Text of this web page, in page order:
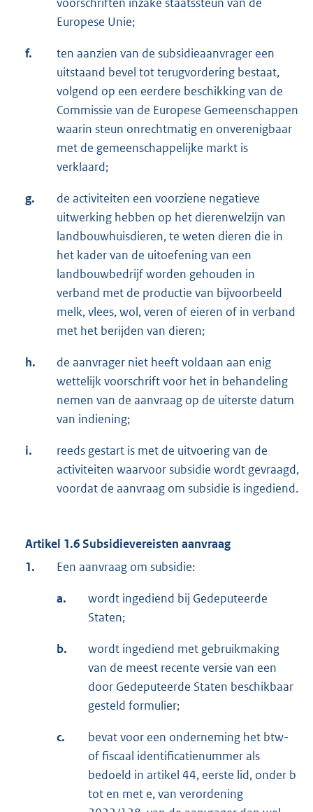
Europese Unie;
f.
ten aanzien van de subsidieaanvrager een
uitstaand bevel tot terugvordering bestaat,
volgend op een eerdere beschikking van de
Commissie van de Europese Gemeenschappen
waarin steun onrechtmatig en onverenigbaar
met de gemeenschappelijke markt is
verklaard;
g.
de activiteiten een voorziene negatieve
uitwerking hebben op het dierenwelzijn van
landbouwhuisdieren, te weten dieren die in
het kader van de uitoefening van een
landbouwbedrijf worden gehouden in
verband met de productie van bijvoorbeeld
melk, vlees, wol, veren of eieren of in verband
met het berijden van dieren;
h.
de aanvrager niet heeft voldaan aan enig
wettelijk voorschrift voor het in behandeling
nemen van de aanvraag op de uiterste datum
van indiening;
i.
reeds gestart is met de uitvoering van de
activiteiten waarvoor subsidie wordt gevraagd,
voordat de aanvraag om subsidie is ingediend.
Artikel 1.6 Subsidievereisten aanvraag
1.
Een aanvraag om subsidie:
a.
wordt ingediend bij Gedeputeerde
Staten;
b.
wordt ingediend met gebruikmaking
van de meest recente versie van een
door Gedeputeerde Staten beschikbaar
gesteld formulier;
c.
bevat voor een onderneming het btw-
of fiscaal identificatienummer als
bedoeld in artikel 44, eerste lid, onder b
tot en met e, van verordening